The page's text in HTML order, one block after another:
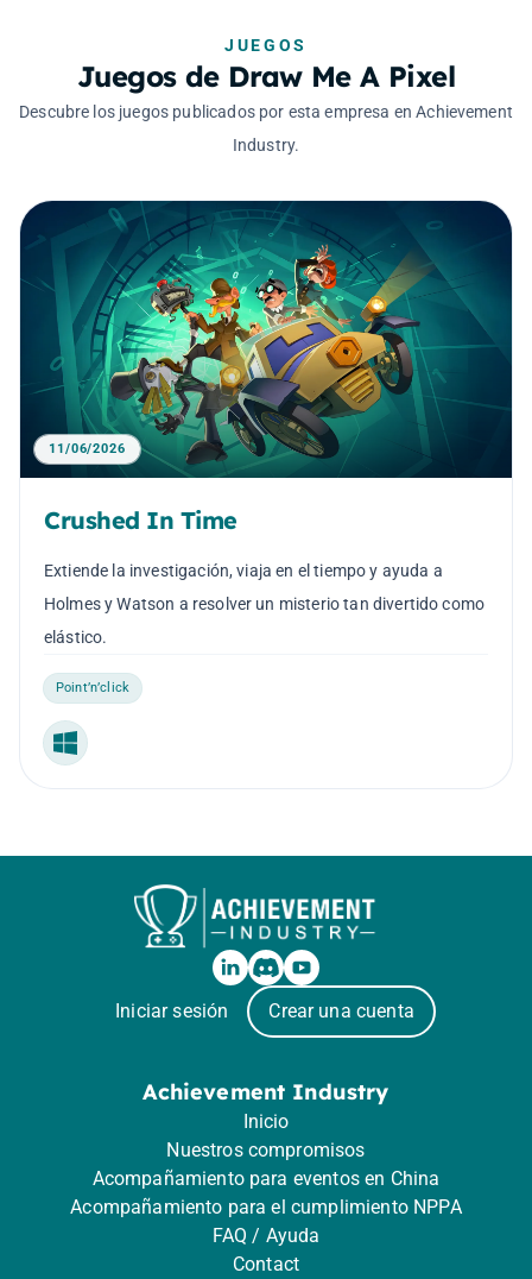
JUEGOS
Juegos de Draw Me A Pixel
Descubre los juegos publicados por esta empresa en Achievement
Industry.
11/06/2026
Crushed In Time
Extiende la investigación, viaja en el tiempo y ayuda a
Holmes y Watson a resolver un misterio tan divertido como
elástico.
Point’n’click
Windows
Iniciar sesión Crear una cuenta
Achievement Industry
Inicio
Nuestros compromisos
Acompañamiento para eventos en China
Acompañamiento para el cumplimiento NPPA
FAQ / Ayuda
Contact